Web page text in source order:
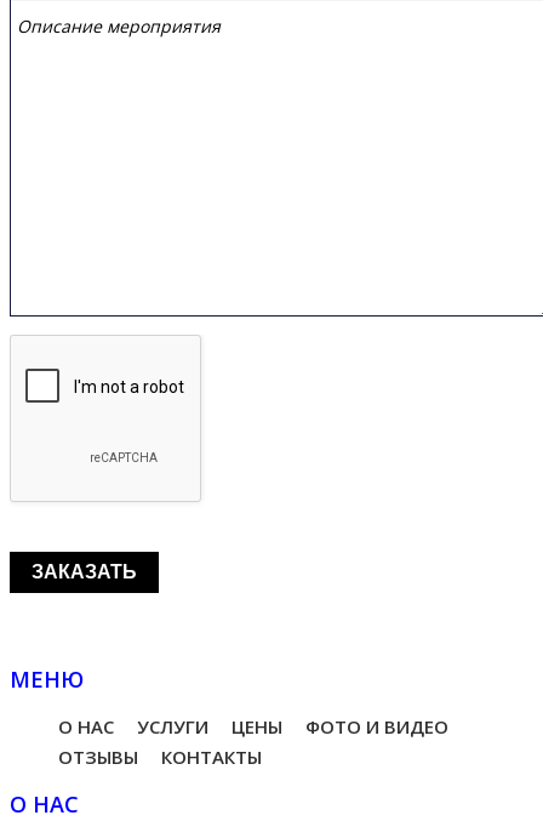
МЕНЮ
О НАС УСЛУГИ ЦЕНЫ
ФОТО И ВИДЕО
ОТЗЫВЫ
КОНТАКТЫ
О НАС